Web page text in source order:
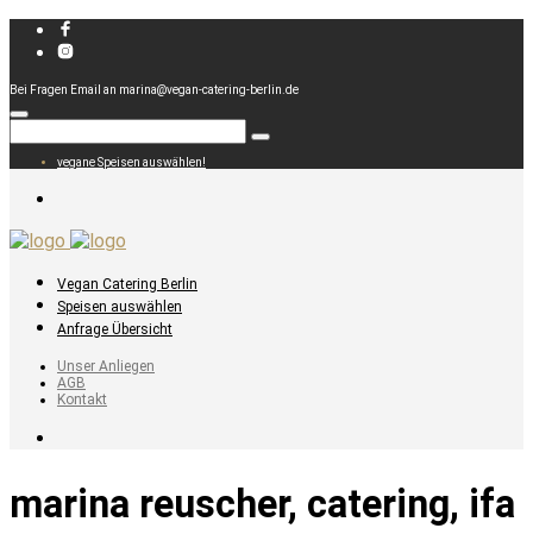
Bei Fragen Email an marina@vegan-catering-berlin.de
vegane Speisen auswählen!
Vegan Catering Berlin
Speisen auswählen
Anfrage Übersicht
Unser Anliegen
AGB
Kontakt
marina reuscher, catering, ifa